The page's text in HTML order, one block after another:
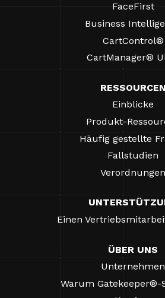
FaceFirst
Business
CartControl®
CartManager®
RESSOURCEN
Einblicke
Produkt-
Häufig gestellte
Fallstudien
Verordnungen
Einen
ÜBER UNS
Unternehmen
Warum Gatekeeper®-